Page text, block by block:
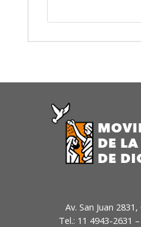
Av. San Juan
Tel.: 11 4943-2631 –